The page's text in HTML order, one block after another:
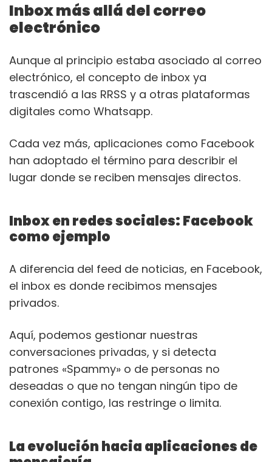
Inbox más allá del correo
electrónico
Aunque al principio estaba asociado al correo
electrónico, el concepto de inbox ya
trascendió a las RRSS y a otras plataformas
digitales como Whatsapp.
Cada vez más, aplicaciones como Facebook
han adoptado el término para describir el
lugar donde se reciben mensajes directos.
Inbox en redes sociales: Facebook
como ejemplo
A diferencia del feed de noticias, en Facebook,
el inbox es donde recibimos mensajes
privados.
Aquí, podemos gestionar nuestras
conversaciones privadas, y si detecta
patrones «Spammy» o de personas no
deseadas o que no tengan ningún tipo de
conexión contigo, las restringe o limita.
La evolución hacia aplicaciones de